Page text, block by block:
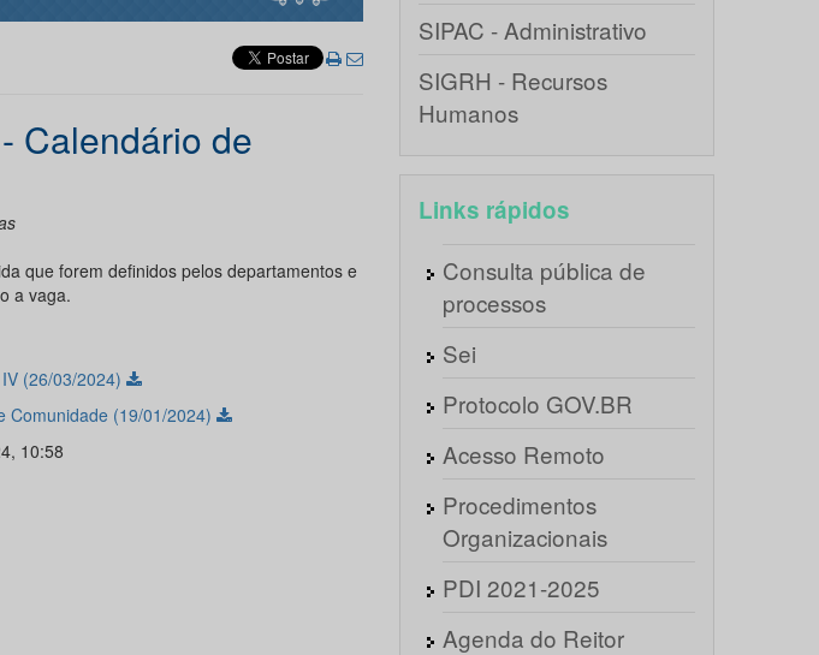
Calendário de
que forem definidos pelos departamentos e
a vaga.
(26/03/2024)
Comunidade (19/01/2024)
10:58
SIPAC - Administrativo
SIGRH - Recursos
Humanos
Links rápidos
Consulta pública de
processos
Sei
Protocolo GOV.BR
Acesso Remoto
Procedimentos
Organizacionais
PDI 2021-2025
Agenda do Reitor